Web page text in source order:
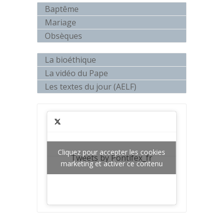
Baptême
Mariage
Obsèques
La bioéthique
La vidéo du Pape
Les textes du jour (AELF)
Tweets by Pontifex_fr
Cliquez pour accepter les cookies
marketing et activer ce contenu